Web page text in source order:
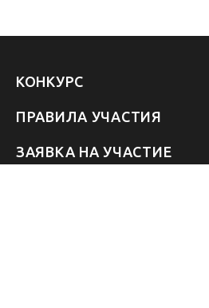
КОНКУРС
ПРАВИЛА УЧАСТИЯ
ЗАЯВКА НА УЧАСТИЕ